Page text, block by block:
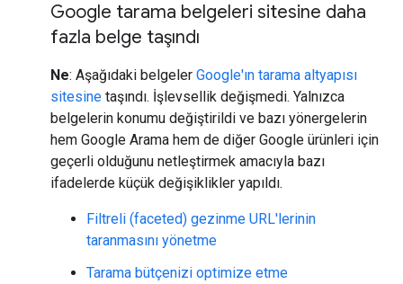
Google tarama belgeleri sitesine daha
fazla belge taşındı
Ne: Aşağıdaki belgeler Google'ın tarama altyapısı
sitesine taşındı. İşlevsellik değişmedi. Yalnızca
belgelerin konumu değiştirildi ve bazı yönergelerin
hem Google Arama hem de diğer Google ürünleri için
geçerli olduğunu netleştirmek amacıyla bazı
ifadelerde küçük değişiklikler yapıldı.
Filtreli (faceted) gezinme URL'lerinin
taranmasını yönetme
Tarama bütçenizi optimize etme